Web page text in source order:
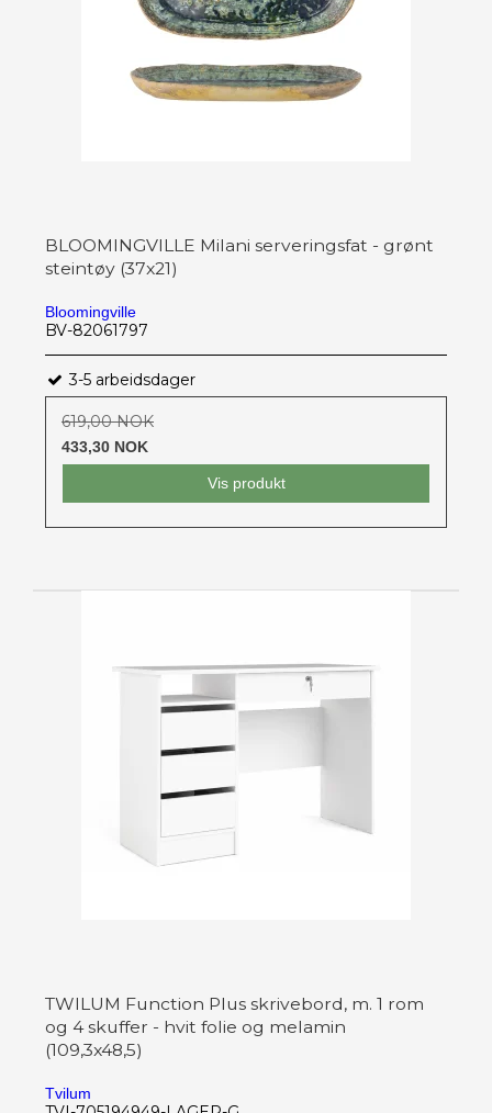
BLOOMINGVILLE Milani serveringsfat - grønt
steintøy (37x21)
Bloomingville
BV-82061797
3-5 arbeidsdager
619,00 NOK
433,30 NOK
Vis produkt
TWILUM Function Plus skrivebord, m. 1 rom
og 4 skuffer - hvit folie og melamin
(109,3x48,5)
Tvilum